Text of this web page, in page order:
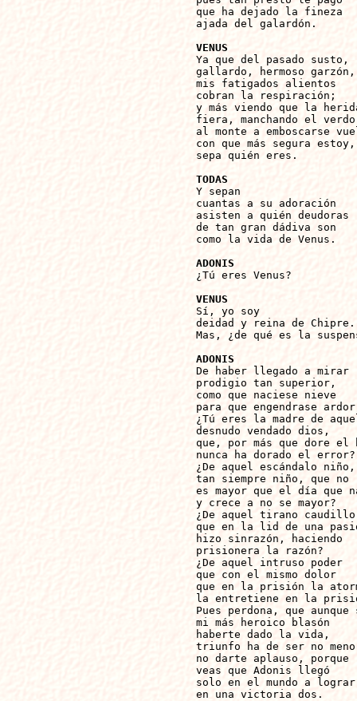
que ha dejado la fineza
ajada del galardón.
VENUS
Ya que del pasado susto,
gallardo, hermoso garzón,
mis fatigados alientos
cobran la respiración;
y más viendo que la
fiera, manchando el
al monte a emboscarse
con que más segura estoy,
sepa quién eres.
TODAS
Y sepan
cuantas a su adoración
asisten a quién deudoras
de tan gran dádiva son
como la vida de Venus.
ADONIS
¿Tú eres Venus?
VENUS
Sí, yo soy
deidad y reina de Chipre.
Mas, ¿de qué es la
ADONIS
De haber llegado a mirar
prodigio tan superior,
como que naciese nieve
para que engendrase
¿Tú eres la madre de
desnudo vendado dios,
que, por más que dore
nunca ha dorado el error?
¿De aquel escándalo niño,
tan siempre niño, que no
es mayor que el día que
y crece a no se mayor?
¿De aquel tirano caudillo
que en la lid de una
hizo sinrazón, haciendo
prisionera la razón?
¿De aquel intruso poder
que con el mismo dolor
que en la prisión la
la entretiene en la
Pues perdona, que aunque
mi más heroico blasón
haberte dado la vida,
triunfo ha de ser no
no darte aplauso, porque
veas que Adonis llegó
solo en el mundo a lograr
en una victoria dos.